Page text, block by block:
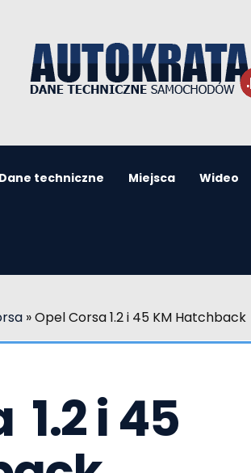
Dane techniczne Miejsca Wideo
»Opel Corsa 1.2 i 45 KM Hatchback
1.2 i 45